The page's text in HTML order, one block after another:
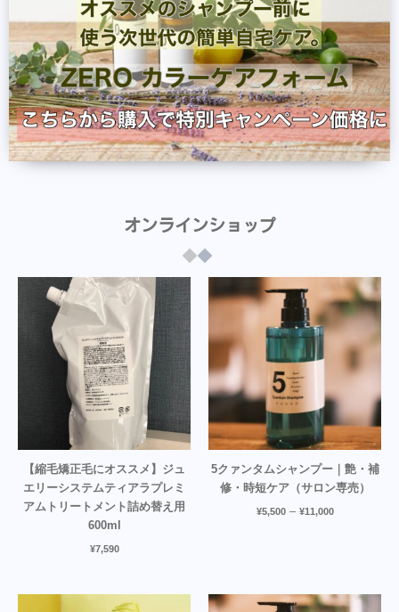
オンラインショップ
【縮毛矯正毛にオススメ】ジュ
エリーシステムティアラプレミ
アムトリートメント詰め替え用
600ml
¥7,590
5クァンタムシャンプー｜艶・補
修・時短ケア（サロン専売）
¥5,500 – ¥11,000